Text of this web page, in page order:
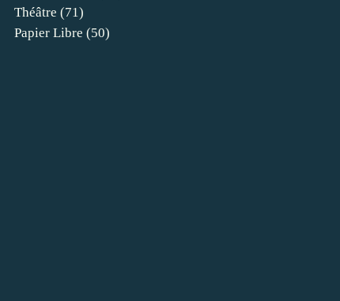
Théâtre (71)
Papier Libre (50)